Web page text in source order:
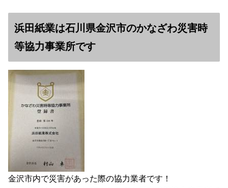
浜田紙業は石川県金沢市のかなざわ災害時
等協力事業所です
金沢市内で災害があった際の協力業者です！